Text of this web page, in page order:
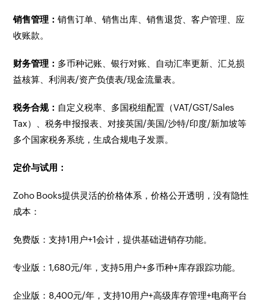
销售管理：销售订单、销售出库、销售退货、客户管理、应
收账款。
财务管理： 多币种记账、银行对账、自动汇率更新、汇兑损
益核算、利润表/资产负债表/现金流量表。
税务合规： 自定义税率、多国税组配置（VAT/GST/Sales
Tax）、税务申报报表、对接英国/美国/沙特/印度/新加坡等
多个国家税务系统，生成合规电子发票。
定价与试用：
Zoho Books提供灵活的价格体系，价格公开透明，没有隐性
成本：
免费版：支持1用户+1会计，提供基础进销存功能。
专业版：1,680元/年，支持5用户+多币种+库存跟踪功能。
企业版：8,400元/年，支持10用户+高级库存管理+电商平台